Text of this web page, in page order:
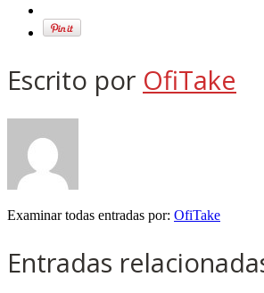
Escrito por OfiTake
Examinar todas entradas por: OfiTake
Entradas